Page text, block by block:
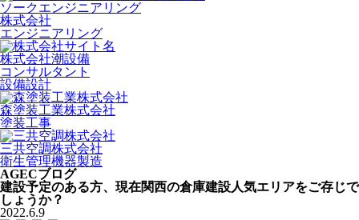
ソークエンジニアリング
株式会社
エンジニアリング
株式会社潮設備
コンサルタント
設備設計
森塗装工業株式会社
塗装工事
三共空調株式会社
衛生管理機器製造
AGECブログ
建設予定のある方、現在関西の倉庫建設人気エリアをご存じで
しょうか？
2022.6.9